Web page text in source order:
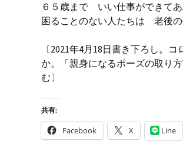
６５歳まで いい仕事ができて
困ることのない人たちは 老後
〔2021年4月18日書き下ろし。
か。「親身になるポーズの取り
む〕
共有:
Facebook X Line